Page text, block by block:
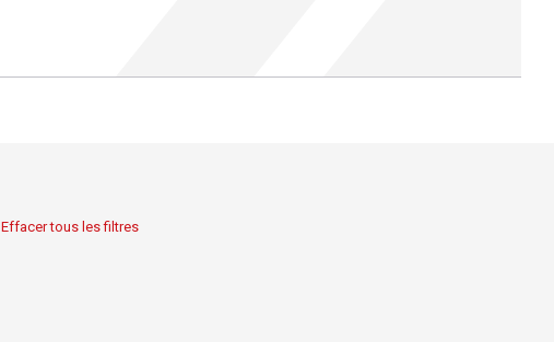
Effacer tous les filtres